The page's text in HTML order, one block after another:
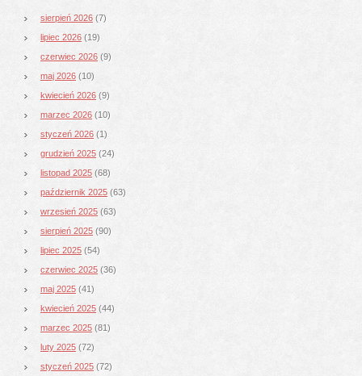
sierpień 2026 (7)
lipiec 2026 (19)
czerwiec 2026 (9)
maj 2026 (10)
kwiecień 2026 (9)
marzec 2026 (10)
styczeń 2026 (1)
grudzień 2025 (24)
listopad 2025 (68)
październik 2025 (63)
wrzesień 2025 (63)
sierpień 2025 (90)
lipiec 2025 (54)
czerwiec 2025 (36)
maj 2025 (41)
kwiecień 2025 (44)
marzec 2025 (81)
luty 2025 (72)
styczeń 2025 (72)